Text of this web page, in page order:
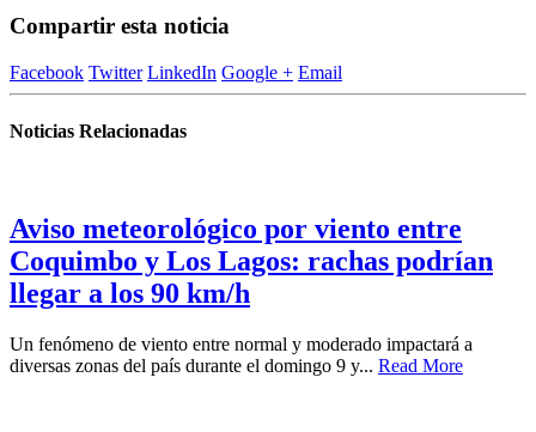
Compartir esta noticia
Facebook Twitter LinkedIn Google + Email
Noticias Relacionadas
Aviso meteorológico por viento entre
Coquimbo y Los Lagos: rachas podrían
llegar a los 90 km/h
Un fenómeno de viento entre normal y moderado impactará a
diversas zonas del país durante el domingo 9 y... Read More